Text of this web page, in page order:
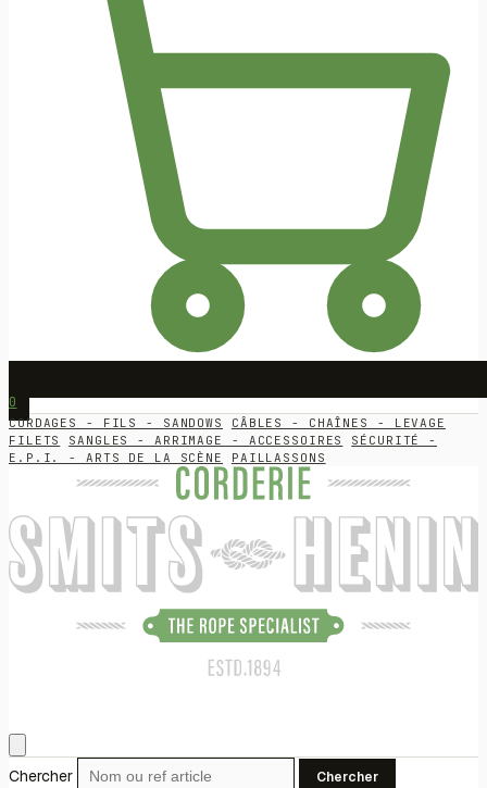
0
CORDAGES - FILS - SANDOWS
CÂBLES - CHAÎNES - LEVAGE
FILETS
SANGLES - ARRIMAGE - ACCESSOIRES
SÉCURITÉ -
E.P.I. - ARTS DE LA SCÈNE
PAILLASSONS
Chercher Chercher